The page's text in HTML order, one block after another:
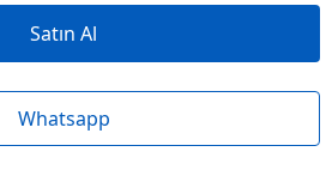
Satın Al
Whatsapp